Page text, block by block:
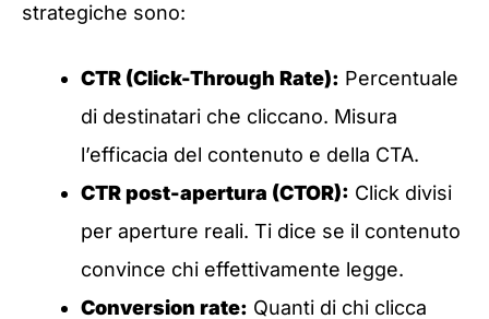
strategiche sono:
CTR (Click-Through Rate): Percentuale
di destinatari che cliccano. Misura
l’efficacia del contenuto e della CTA.
CTR post-apertura (CTOR): Click divisi
per aperture reali. Ti dice se il contenuto
convince chi effettivamente legge.
Conversion rate: Quanti di chi clicca